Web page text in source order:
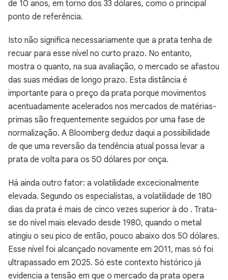
de 10 anos, em torno dos 33 dólares, como o principal
ponto de referência.
Isto não significa necessariamente que a prata tenha de
recuar para esse nível no curto prazo. No entanto,
mostra o quanto, na sua avaliação, o mercado se afastou
das suas médias de longo prazo. Esta distância é
importante para o preço da prata porque movimentos
acentuadamente acelerados nos mercados de matérias-
primas são frequentemente seguidos por uma fase de
normalização. A Bloomberg deduz daqui a possibilidade
de que uma reversão da tendência atual possa levar a
prata de volta para os 50 dólares por onça.
Há ainda outro fator: a volatilidade excecionalmente
elevada. Segundo os especialistas, a volatilidade de 180
dias da prata é mais de cinco vezes superior à do . Trata-
se do nível mais elevado desde 1980, quando o metal
atingiu o seu pico de então, pouco abaixo dos 50 dólares.
Esse nível foi alcançado novamente em 2011, mas só foi
ultrapassado em 2025. Só este contexto histórico já
evidencia a tensão em que o mercado da prata opera